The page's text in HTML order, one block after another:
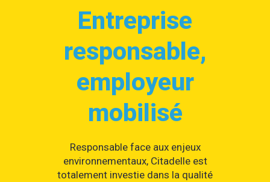
Entreprise
responsable,
employeur
mobilisé
Responsable face aux enjeux
environnementaux, Citadelle est
totalement investie dans la qualité